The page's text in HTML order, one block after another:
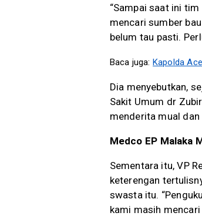
“Sampai saat ini
mencari sumber
belum tau pasti.
Baca juga: Kapolda
Dia menyebutkan,
Sakit Umum dr
menderita mual dan
Medco EP Malaka
Sementara itu, VP
keterengan
swasta itu.
kami masih